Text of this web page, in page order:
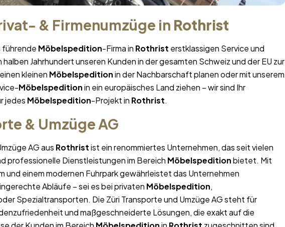
& Firmenumzüge in Rothrist
führende Möbelspedition-Firma in Rothrist erstklassigen Service und
Jahrhundert unseren Kunden in der gesamten Schweiz und der EU zur
kleinen Möbelspeditionin der Nachbarschaft planen oder mit unserem
Möbelspeditionin ein europäisches Land ziehen – wir sind Ihr
jedes Möbelspedition-Projekt in Rothrist.
& Umzüge AG
AG aus Rothristist ein renommiertes Unternehmen, das seit vielen
professionelle Dienstleistungen im Bereich Möbelspeditionbietet. Mit
und einem modernen Fuhrpark gewährleistet das Unternehmen
Abläufe – sei es bei privaten Möbelspedition,
Spezialtransporten. Die Züri Transporte und Umzüge AG steht für
und maßgeschneiderte Lösungen, die exakt auf die